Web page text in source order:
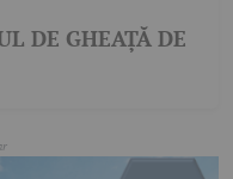
DE GHEAȚĂ DE